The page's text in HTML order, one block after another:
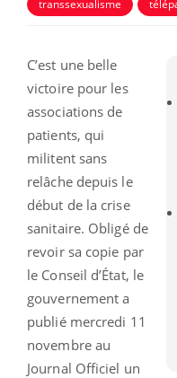
transsexualisme
C’est une belle
victoire pour les
associations de
patients, qui
militent sans
relâche depuis le
début de la crise
sanitaire. Obligé de
revoir sa copie par
le Conseil d’État, le
gouvernement a
publié mercredi 11
novembre au
Journal Officiel un